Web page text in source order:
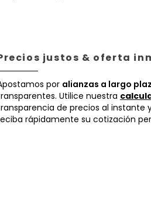
justos & oferta
por alianzas a largo
Utilice nuestra
de precios al instante
rápidamente su cotización